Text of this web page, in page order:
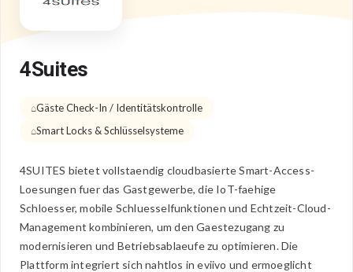
4Suites
Gäste Check-In / Identitätskontrolle
Smart Locks & Schlüsselsysteme
4SUITES bietet vollstaendig cloudbasierte Smart-Access-
Loesungen fuer das Gastgewerbe, die IoT-faehige
Schloesser, mobile Schluesselfunktionen und Echtzeit-Cloud-
Management kombinieren, um den Gaestezugang zu
modernisieren und Betriebsablaeufe zu optimieren. Die
Plattform integriert sich nahtlos in eviivo und ermoeglicht